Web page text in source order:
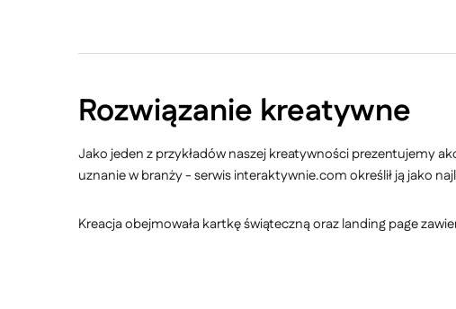
Rozwiązanie kreatywne
Jako jeden z przykładów naszej kreatywności prezentujemy
uznanie w branży - serwis interaktywnie.com określił ją jako
Kreacja obejmowała kartkę świąteczną oraz landing page